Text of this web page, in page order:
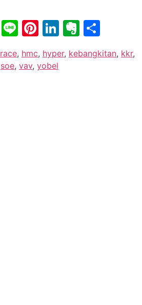
WhatsApp
LinePinterest
LinkedIn
, hmc, hyper, kebangkitan, kkr,
soe, vav, yobel